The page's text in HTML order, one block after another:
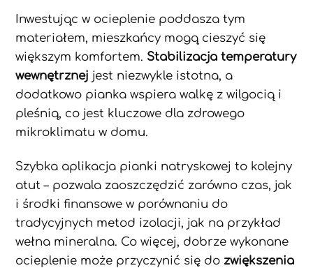
Inwestując w ocieplenie poddasza tym
materiałem, mieszkańcy mogą cieszyć się
większym komfortem. Stabilizacja temperatury
wewnętrznej jest niezwykle istotna, a
dodatkowo pianka wspiera walkę z wilgocią i
pleśnią, co jest kluczowe dla zdrowego
mikroklimatu w domu.
Szybka aplikacja pianki natryskowej to kolejny
atut – pozwala zaoszczędzić zarówno czas, jak
i środki finansowe w porównaniu do
tradycyjnych metod izolacji, jak na przykład
wełna mineralna. Co więcej, dobrze wykonane
ocieplenie może przyczynić się do zwiększenia